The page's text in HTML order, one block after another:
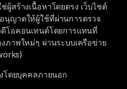
ผู้สร้างเนื้อหาโดยตรง เว็บไซต์
นุญาตให้ผู้ใช้ที่ผ่านการตรวจ
โอคอนเทนต์โดยการแทนที่
ภาพใหม่ๆ ผ่านระบบเครือข่าย
โดยบุคคลภายนอก